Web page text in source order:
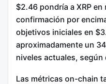
$2.46 pondría a XRP
confirmación por
objetivos iniciales en
aproximadamente un
niveles actuales, según
Las métricas on-chain